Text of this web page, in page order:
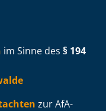
im Sinne des § 194
zur AfA-